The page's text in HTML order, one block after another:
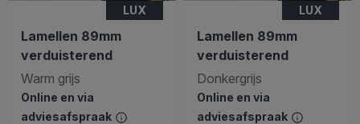
LUX
Lamellen 89mm
verduisterend
Warm grijs
Online en via
adviesafspraak
LUX
Lamellen 89mm
verduisterend
Donkergrijs
Online en via
adviesafspraak